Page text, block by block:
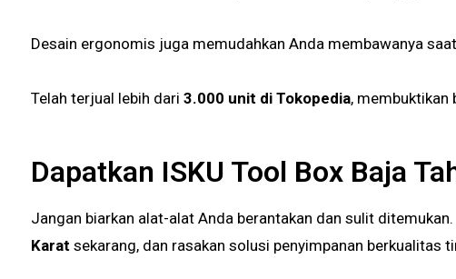
Desain ergonomis juga memudahkan Anda membawanya
Telah terjual lebih dari 3.000 unit di Tokopedia, membuktikan
Dapatkan ISKU Tool Box Baja
Jangan biarkan alat-alat Anda berantakan dan sulit
Karat sekarang, dan rasakan solusi penyimpanan berkualitas